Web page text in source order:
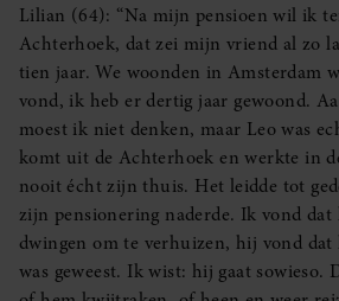
Lilian (64): “Na mijn pensioen wil ik
Achterhoek, dat zei mijn vriend al zo
tien jaar. We woonden in Amsterdam
vond, ik heb er dertig jaar gewoond.
moest ik niet denken, maar Leo was
komt uit de Achterhoek en werkte in
nooit écht zijn thuis. Het leidde tot
zijn pensionering naderde. Ik vond
dwingen om te verhuizen, hij vond
was geweest. Ik wist: hij gaat sowieso.